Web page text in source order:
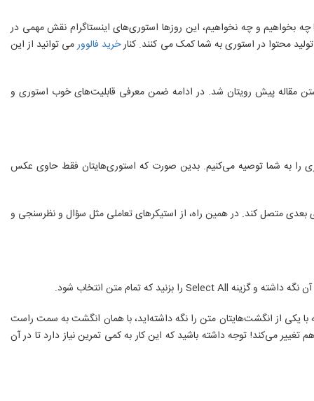
بخواهیم و چه نخواهیم، این روزها استوری‌های اینستاگرام نقش مهمی در
محتوا در استوری به شما کمک می کنند. کنارخرید فالوورمی توانید از این
مقاله پیش رویتان شد. در ادامه ضمن معرفی قابلیت‌های خوب استوری و
را به شما توصیه می‌کنیم. بدین صورت که استوری‌هایتان فقط حاوی عکس
بعدی متصل کند. در همین راه، از استیکرهای تعاملی مثل سؤال و نظرسنجی و
یکی از انگشت‌هایتان متن را نگه داشته‌اید، با همان انگشت به سمت راست
می‌کند! توجه داشته باشید که این کار به کمی تمرین نیاز دارد تا در آن